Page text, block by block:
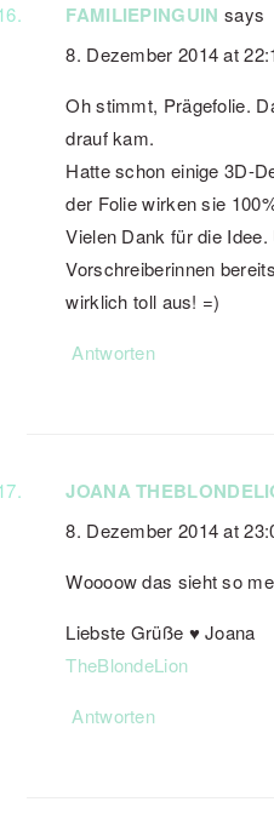
FAMILIEPINGUIN says
8. Dezember 2014 at
Oh stimmt, Prägefolie.
drauf kam.
Hatte schon einige 3D-
der Folie wirken sie
Vielen Dank für die
Vorschreiberinnen
wirklich toll aus! =)
Antworten
JOANA
8. Dezember 2014 at
Woooow das sieht so
Liebste Grüße ♥ Joana
TheBlondeLion
Antworten